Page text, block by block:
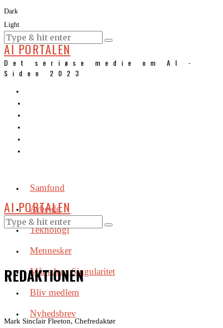
Dark
Light
KURSER
AI PORTALEN
Det seriøse medie om AI -
Siden 2023
Samfund
Arbejde
Teknologi
Mennesker
Månedens Singularitet
Bliv medlem
Nyhedsbrev
AI PORTALEN
REDAKTIONEN
Mark Sinclair Fleeton, Chefredaktør